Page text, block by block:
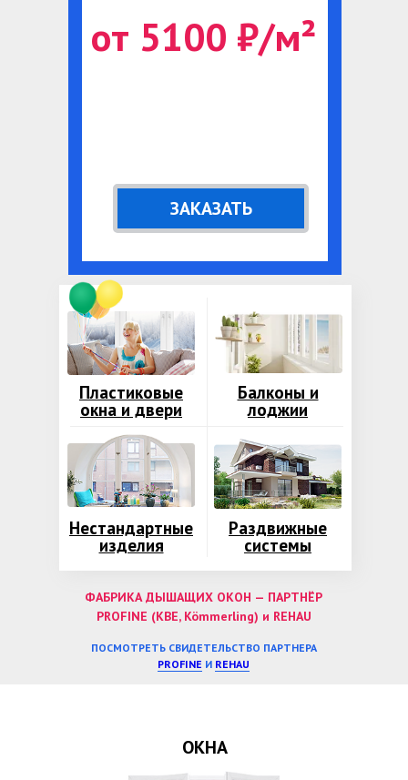
ЗАКАЗАТЬ
от 5100 ₽/м²
Пластиковые
окна и двери
Раздвижные
системы
Балконы и
лоджии
Нестандартные
изделия
ФАБРИКА ДЫШАЩИХ ОКОН — ПАРТНЁР
PROFINE (KBE, Kömmerling) и REHAU
ПОСМОТРЕТЬ СВИДЕТЕЛЬСТВО ПАРТНЕРА
PROFINE И REHAU
ОКНА